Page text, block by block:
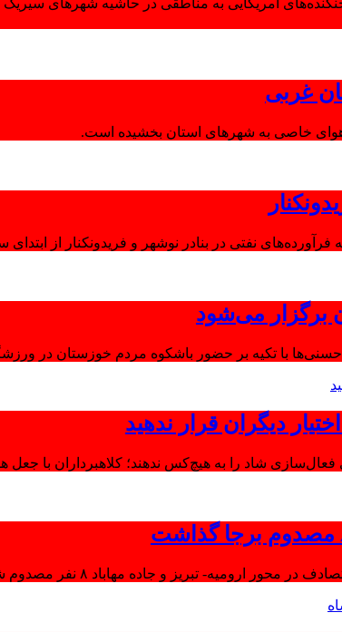
آمریکایی به مناطقی در حاشیه شهرهای
غربی
خاصی به شهرهای استان بخشیده است.
نفتی در بنادر نوشهر و فریدونکنار از
برگزار می‌شود
با تکیه بر حضور باشکوه مردم خوزستان در
دیگران قرار ندهید
شاد را به هیچ‌کس ندهند؛ کلاهبرداران با
ارومیه- تبریز و جاده مهاباد ۸ نفر مصدوم شدند.